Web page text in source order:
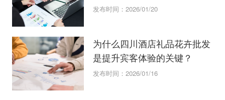
发布时间：2026/01/20
为什么四川酒店礼品花卉批发
是提升宾客体验的关键？
发布时间：2026/01/16